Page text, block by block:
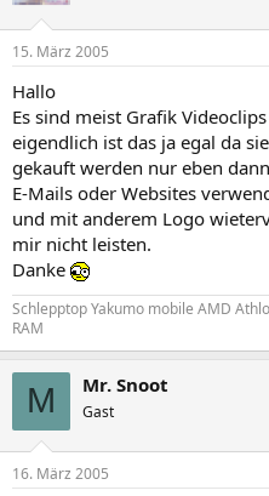
15. März 2005
Hallo
Es sind meist Grafik
eigendlich ist das ja egal da
gekauft werden nur eben
E-Mails oder Websites
und mit anderem Logo
mir nicht leisten.
Danke
Schlepptop Yakumo mobile AMD
RAM
M Mr. Snoot
Gast
16. März 2005